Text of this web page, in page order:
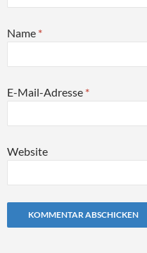
Name *
E-Mail-Adresse *
Website